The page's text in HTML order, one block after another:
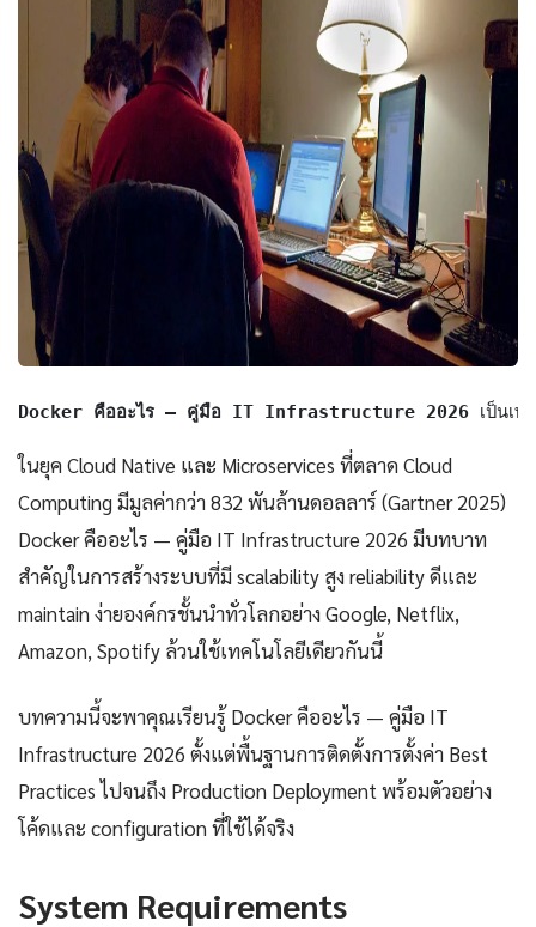
Docker คืออะไร — คู่มือ IT Infrastructure 2026 เป็นเ
ในยุค Cloud Native และ Microservices ที่ตลาด Cloud
Computing มีมูลค่ากว่า 832 พันล้านดอลลาร์ (Gartner 2025)
Docker คืออะไร — คู่มือ IT Infrastructure 2026 มีบทบาท
สำคัญในการสร้างระบบที่มี scalability สูง reliability ดีและ
maintain ง่ายองค์กรชั้นนำทั่วโลกอย่าง Google, Netflix,
Amazon, Spotify ล้วนใช้เทคโนโลยีเดียวกันนี้
บทความนี้จะพาคุณเรียนรู้ Docker คืออะไร — คู่มือ IT
Infrastructure 2026 ตั้งแต่พื้นฐานการติดตั้งการตั้งค่า Best
Practices ไปจนถึง Production Deployment พร้อมตัวอย่าง
โค้ดและ configuration ที่ใช้ได้จริง
System Requirements